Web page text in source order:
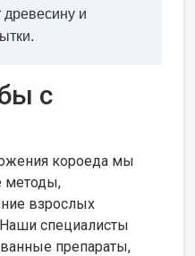
древесину и
с
короеда мы
методы,
взрослых
специалисты
препараты,